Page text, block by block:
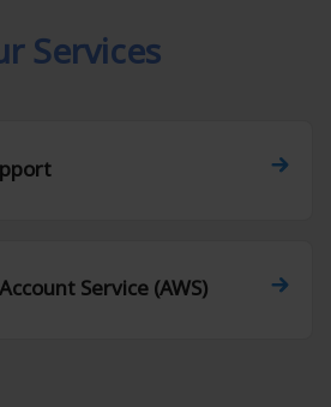
Services
Service (AWS)